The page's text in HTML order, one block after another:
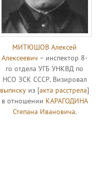
МИТЮШОВ Алексей
Алексеевич – инспектор 8-
го отдела УГБ УНКВД по
НСО ЗСК СССР. Визировал
выписку из [акта расстрела]
в отношении КАРАГОДИНА
Степана Ивановича.